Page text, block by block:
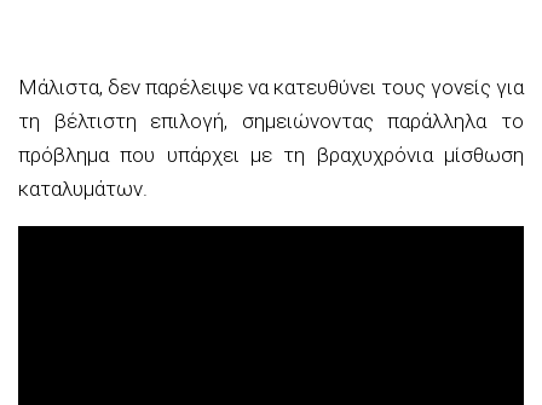
Μάλιστα, δεν παρέλειψε να κατευθύνει τους γονείς για
τη βέλτιστη επιλογή, σημειώνοντας παράλληλα το
πρόβλημα που υπάρχει με τη βραχυχρόνια μίσθωση
καταλυμάτων.